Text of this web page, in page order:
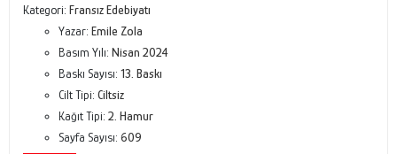
Kategori: Fransız Edebiyatı
Yazar: Emile Zola
Basım Yılı: Nisan 2024
Baskı Sayısı: 13. Baskı
Cilt Tipi: Ciltsiz
Kağıt Tipi: 2. Hamur
Sayfa Sayısı: 609